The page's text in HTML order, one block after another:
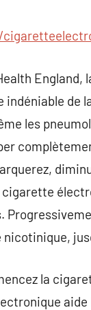
indéniable
les
cigarette
la